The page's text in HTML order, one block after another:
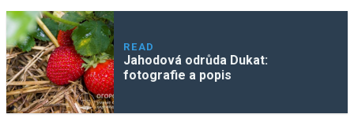
READ
Jahodová odrůda Dukat:
fotografie a popis